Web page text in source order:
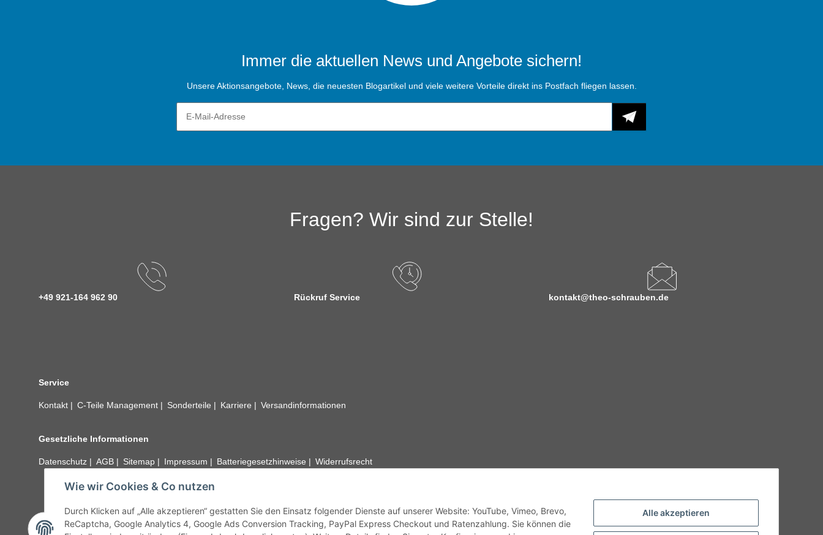
Alle akzeptieren
Wie wir Cookies & Co nutzen
Durch Klicken auf „Alle akzeptieren“ gestatten Sie den Einsatz folgender Dienste auf unserer Website: YouTube, Vimeo, Brevo,
ReCaptcha, Google Analytics 4, Google Ads Conversion Tracking, PayPal Express Checkout und Ratenzahlung. Sie können die
Immer die aktuellen News und Angebote sichern!
Unsere Aktionsangebote, News, die neuesten Blogartikel und viele weitere Vorteile direkt ins Postfach fliegen lassen.
Fragen? Wir sind zur Stelle!
+49 921-164 962 90 Rückruf Service kontakt@theo-schrauben.de
Service
Kontakt C-Teile Management Sonderteile Karriere Versandinformationen
Gesetzliche Informationen
Datenschutz AGB Sitemap Impressum Batteriegesetzhinweise Widerrufsrecht
unseren Kundenservice. Abbildungen der Artikel können beispielhaft sein und vom Produkt abweichen.